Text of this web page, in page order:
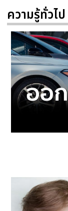
ความรู้ทั่วไป